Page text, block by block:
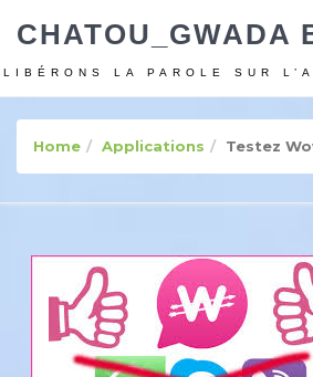
CHATOU_GWADA
LIBÉRONS LA PAROLE SUR
Home Applications Testez